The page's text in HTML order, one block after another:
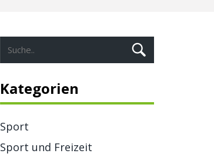
Kategorien
Sport
Sport und Freizeit